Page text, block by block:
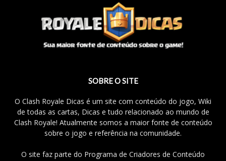
SOBRE O SITE
O Clash Royale Dicas é um site com conteúdo do jogo, Wiki
de todas as cartas, Dicas e tudo relacionado ao mundo de
Clash Royale! Atualmente somos a maior fonte de conteúdo
sobre o jogo e referência na comunidade.
O site faz parte do Programa de Criadores de Conteúdo